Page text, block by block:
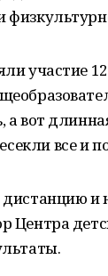
участие
а вот
все и
Центра